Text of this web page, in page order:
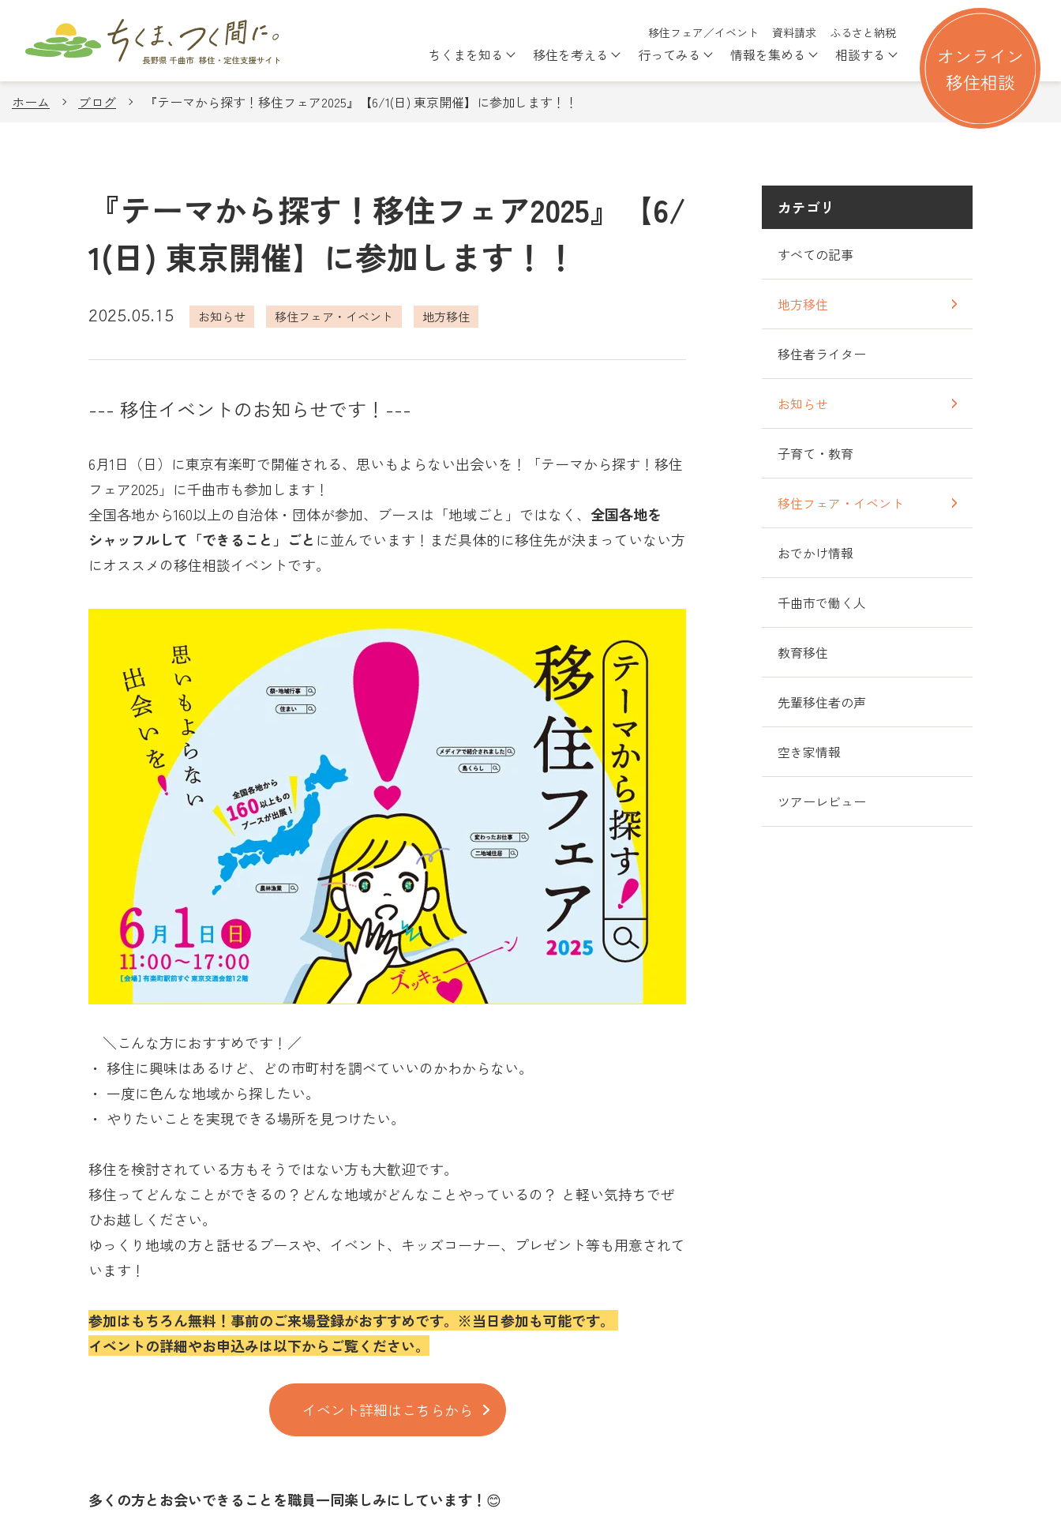
移住フェア／イベント 資料請求 ふるさと納税
ちくまを知る Show submenu for ちくまを知る
移住を考える Show submenu for 移住を考える
行ってみる Show submenu for 行ってみる
情報を集める Show submenu for 情報を集める
相談する Show submenu for 相談す
オンライン
移住相談
ホーム ブログ 『テーマから探す！移住フェア2025』【6/1(日) 東京開催】に参加します！！
『テーマから探す！移住フェア2025』【6/
1(日) 東京開催】に参加します！！
2025.05.15 お知らせ 移住フェア・イベント 地方移住
--- 移住イベントのお知らせです！---
6月1日（日）に東京有楽町で開催される、 思いもよらない出会いを！「テーマから探す！移住
フェア2025」 に千曲市も参加します！
全国各地から160以上の自治体・団体が参加、ブースは「地域ごと」ではなく、 全国各地を
シャッフルして「できること」ごと に並んでいます！まだ具体的に移住先が決まっていない方
にオススメの移住相談イベントです。
＼こんな方におすすめです！／
・ 移住に興味はあるけど、どの市町村を調べていいのかわからない。
・ 一度に色んな地域から探したい。
・ やりたいことを実現できる場所を見つけたい。
移住を検討されている方もそうではない方も大歓迎です。
移住ってどんなことができるの？どんな地域がどんなことやっているの？ と軽い気持ちでぜ
ひお越しください。
ゆっくり地域の方と話せるブースや、イベント、キッズコーナー、プレゼント等も用意されて
います！
参加はもちろん無料！事前のご来場登録がおすすめです。※当日参加も可能です。
イベントの詳細やお申込みは以下からご覧ください。
イベント詳細はこちらから
多くの方とお会いできることを職員一同楽しみにしています！ 😊
カテゴリ
すべての記事
地方移住
移住者ライター
お知らせ
子育て・教育
移住フェア・イベント
おでかけ情報
千曲市で働く人
教育移住
先輩移住者の声
空き家情報
ツアーレビュー